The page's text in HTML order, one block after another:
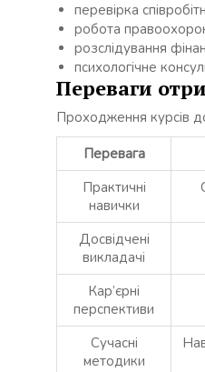
перевірка
робота
розслідування
психологічне
Переваги
Проходження курсів
Перевага
Практичні
навички
Досвідчені
викладачі
Кар’єрні
перспективи
Сучасні
методики